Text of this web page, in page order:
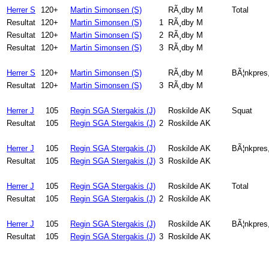
Herrer S 120+ Martin Simonsen (S) RÃ¸dby M
Total
Resultat
120+ Martin Simonsen (S) 1
RÃ¸dby M
Resultat
120+ Martin Simonsen (S) 2
RÃ¸dby M
Resultat
120+ Martin Simonsen (S) 3 RÃ¸dby M
Herrer S 120+ Martin Simonsen (S) RÃ¸dby M
Resultat
120+ Martin Simonsen (S) 3 RÃ¸dby M
Herrer J 105 Regin SGA Stergakis (J) Roskilde AK
Squat
Resultat
105 Regin SGA Stergakis (J) 2 Roskilde AK
Herrer J 105 Regin SGA Stergakis (J) Roskilde AK
Resultat
105 Regin SGA Stergakis (J) 3 Roskilde AK
Herrer J 105 Regin SGA Stergakis (J) Roskilde AK
Total
Resultat
105 Regin SGA Stergakis (J) 2 Roskilde AK
Herrer J 105 Regin SGA Stergakis (J) Roskilde AK
Resultat
105 Regin SGA Stergakis (J) 3 Roskilde AK